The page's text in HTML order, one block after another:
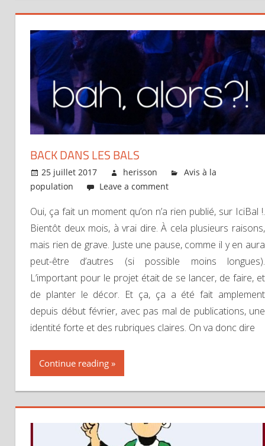
BACK DANS LES BALS
25 juillet 2017 herisson
Avis à la
population
Leave a comment
Oui, ça fait un moment qu’on n’a rien publié, sur IciBal !.
Bientôt deux mois, à vrai dire. À cela plusieurs raisons,
mais rien de grave. Juste une pause, comme il y en aura
peut-être d’autres (si possible moins longues).
L’important pour le projet était de se lancer, de faire, et
de planter le décor. Et ça, ça a été fait amplement
depuis début février, avec pas mal de publications, une
identité forte et des rubriques claires. On va donc dire
Continue reading